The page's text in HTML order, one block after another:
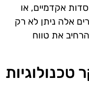
אקדמיים, או
אלה ניתן לא רק
את טווח